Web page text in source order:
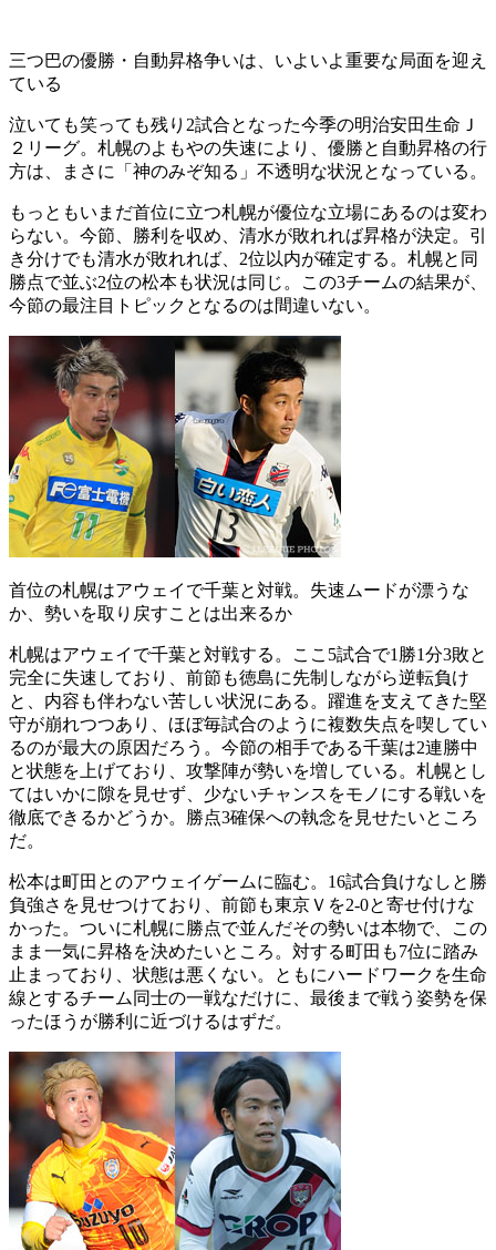
三つ巴の優勝・自動昇格争いは、いよいよ重要な局面を迎え
ている
泣いても笑っても残り2試合となった今季の明治安田生命Ｊ
２リーグ。札幌のよもやの失速により、優勝と自動昇格の行
方は、まさに「神のみぞ知る」不透明な状況となっている。
もっともいまだ首位に立つ札幌が優位な立場にあるのは変わ
らない。今節、勝利を収め、清水が敗れれば昇格が決定。引
き分けでも清水が敗れれば、2位以内が確定する。札幌と同
勝点で並ぶ2位の松本も状況は同じ。この3チームの結果が、
今節の最注目トピックとなるのは間違いない。
首位の札幌はアウェイで千葉と対戦。失速ムードが漂うな
か、勢いを取り戻すことは出来るか
札幌はアウェイで千葉と対戦する。ここ5試合で1勝1分3敗と
完全に失速しており、前節も徳島に先制しながら逆転負け
と、内容も伴わない苦しい状況にある。躍進を支えてきた堅
守が崩れつつあり、ほぼ毎試合のように複数失点を喫してい
るのが最大の原因だろう。今節の相手である千葉は2連勝中
と状態を上げており、攻撃陣が勢いを増している。札幌とし
てはいかに隙を見せず、少ないチャンスをモノにする戦いを
徹底できるかどうか。勝点3確保への執念を見せたいところ
だ。
松本は町田とのアウェイゲームに臨む。16試合負けなしと勝
負強さを見せつけており、前節も東京Ｖを2-0と寄せ付けな
かった。ついに札幌に勝点で並んだその勢いは本物で、この
まま一気に昇格を決めたいところ。対する町田も7位に踏み
止まっており、状態は悪くない。ともにハードワークを生命
線とするチーム同士の一戦なだけに、最後まで戦う姿勢を保
ったほうが勝利に近づけるはずだ。